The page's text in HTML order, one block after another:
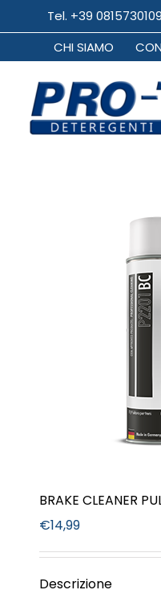
al
contenuto
Tel. +39 0815730109
CHI SIAMO
BRAKE CLEANER
€14,99
Descrizione